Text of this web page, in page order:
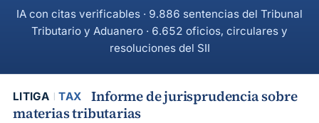
IA con citas verificables · 9.886 sentencias del Tribunal
Tributario y Aduanero · 6.652 oficios, circulares y
resoluciones del SII
LITIGA TAX
Informe de jurisprudencia sobre
materias tributarias